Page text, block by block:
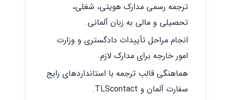
ترجمه رسمی مدارک هویتی، شغلی،
تحصیلی و مالی به زبان آلمانی.
انجام مراحل تأییدات دادگستری و وزارت
امور خارجه برای مدارک لازم.
هماهنگی قالب ترجمه با استانداردهای رایج
سفارت آلمان و TLScontact.